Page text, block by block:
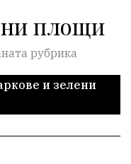
площи
рубрика
и зелени